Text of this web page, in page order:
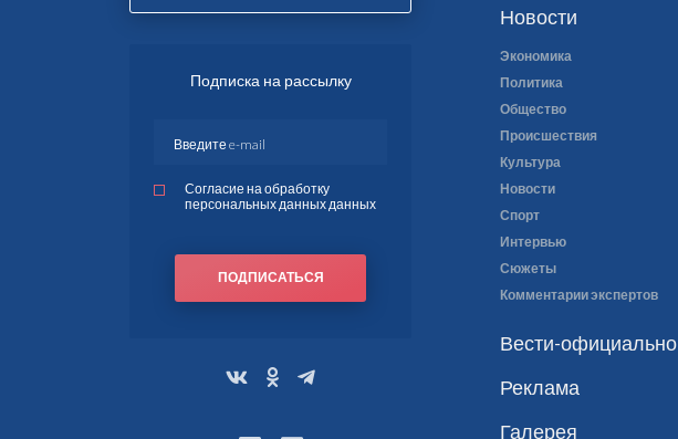
Новости
Экономика
Политика
Общество
Происшествия
Культура
Новости
Спорт
Интервью
Сюжеты
Комментарии экспертов
Вести-официально
Реклама
Галерея
Подписка на рассылку
Согласие на обработку
персональных данных данных
ПОДПИСАТЬСЯ